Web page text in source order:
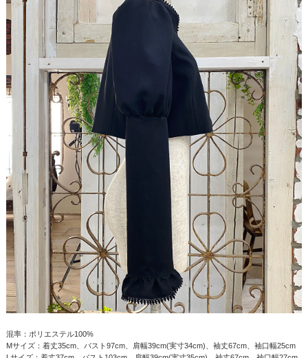
混率：ポリエステル100%
Mサイズ：着丈35cm、バスト97cm、肩幅39cm(実寸34cm)、袖丈67cm、袖口幅25cm